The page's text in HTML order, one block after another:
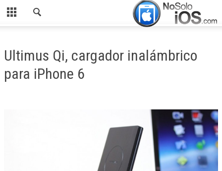
CERRAR
ACTUALIDAD
Ultimus Qi, cargador inalámbrico
para iPhone 6